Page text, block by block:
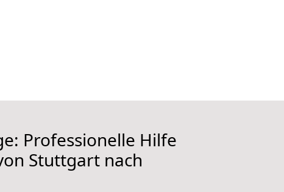
Professionelle Hilfe
Stuttgart nach